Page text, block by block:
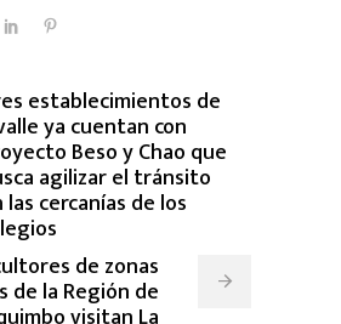
establecimientos de
ya cuentan con
Beso y Chao que
agilizar el tránsito
las cercanías de los
de zonas
de la Región de